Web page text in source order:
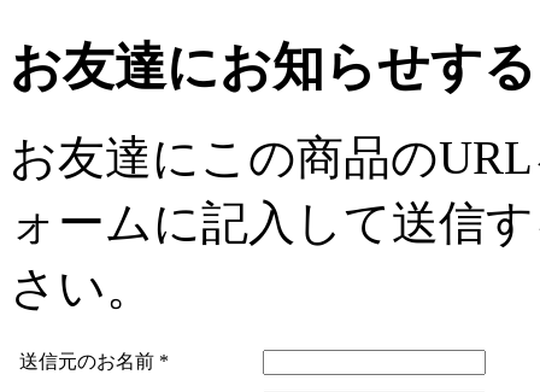
お友達にお知らせする
お友達にこの商品の
ォームに記入して送信
さい。
送信元のお名前 *